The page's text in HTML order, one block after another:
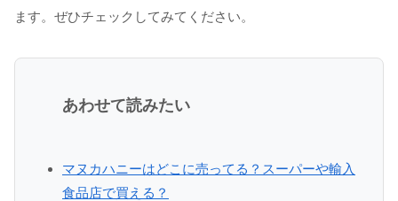
ます。ぜひチェックしてみてください。
あわせて読みたい
マヌカハニーはどこに売ってる？スーパーや輸入
食品店で買える？